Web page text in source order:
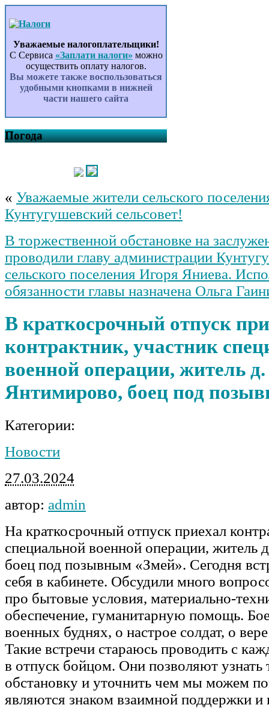
Уважаемые налогоплательщики!
С Сервиса «Заплати налоги» можно
осуществить оплату налогов.
Вы можете также воспользоваться
удобными кнопками в нижней
части нашего сайта
Погода
« Уважаемые жители сельского
Кунтугушевский сельсовет!
В торжественной обстановке на
проводили главу администрации
сельского поселения Игоря Яниева.
обязанности главы назначена Ольга
В краткосрочный отпуск
контрактник, участник
военной операции, житель д.
Янтимирово, боец под
Категории:
Новости
27.03.2024
автор: admin
На краткосрочный отпуск приехал
специальной военной операции, житель
боец под позывным «Змей». Сегодня
себя в кабинете. Обсудили много
про бытовые условия, материально-
обеспечение, гуманитарную помощь.
военных буднях, о настрое солдат, о
Такие встречи стараюсь проводить с
в отпуск бойцом. Они позволяют
обстановку и уточнить чем мы можем
являются знаком взаимной поддержки и